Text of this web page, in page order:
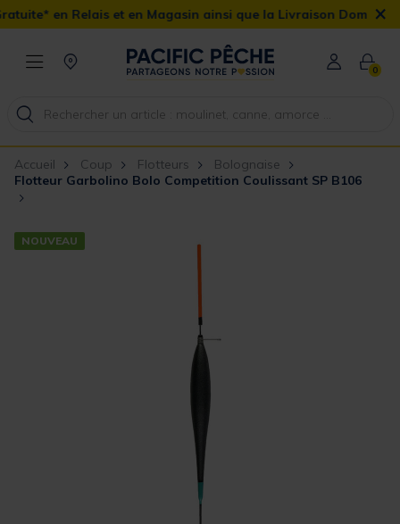
et en Magasin ainsi que la Livraison Domicile offerte dès 90€
×
0
Accueil Coup Flotteurs
Bolognaise
Flotteur Garbolino Bolo Competition Coulissant SP B106
NOUVEAU